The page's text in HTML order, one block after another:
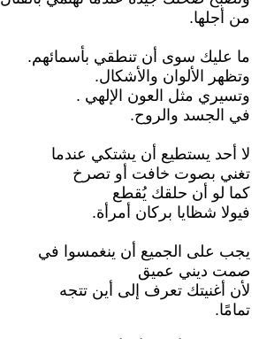
من أجلها.
ما عليك سوى أن تنطقي بأسمائهم.
وتظهر الألوان والأشكال.
وتسيري مثل العون الإلهي .
في الجسد والروح.
لا أحد يستطيع أن يشتكي عندما
تغني بصوت خافت أو تصرخ
كما لو أن حلقك يُقطع
فيولا شظايا بركان أمرأة.
يجب على الجميع أن ينغمسوا في
صمت ديني عميق
لأن أغنيتك تعرف إلى أين تتجه
تمامًا.